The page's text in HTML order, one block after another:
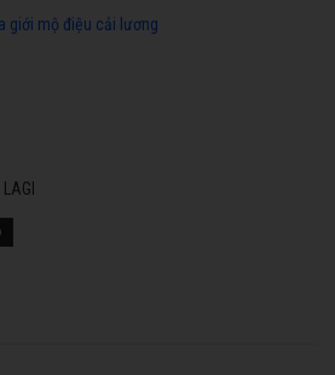
giới mộ điệu cải lương